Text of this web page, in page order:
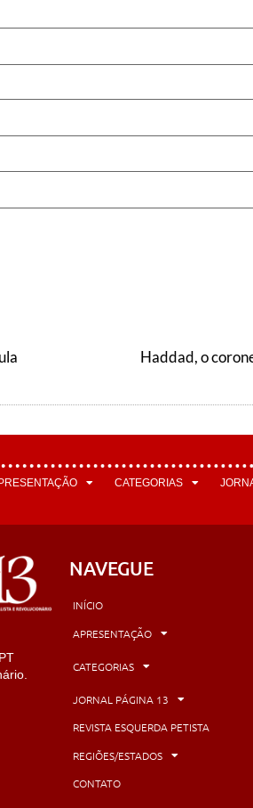
Haddad, o
CATEGORIAS
NAVEGUE
INÍCIO
APRESENTAÇÃO
CATEGORIAS
JORNAL PÁGINA 13
REVISTA ESQUERDA PETISTA
REGIÕES/ESTADOS
CONTATO